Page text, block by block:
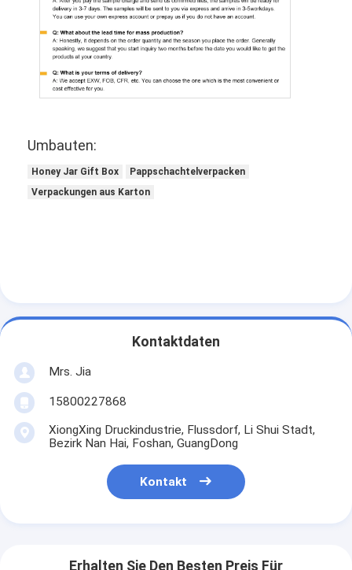
Umbauten:
Honey Jar Gift Box
Pappschachtelverpacken
Verpackungen aus Karton
Kontaktdaten
Mrs. Jia
15800227868
XiongXing Druckindustrie, Flussdorf, Li Shui Stadt,
Bezirk Nan Hai, Foshan, GuangDong
Kontakt
Erhalten Sie Den Besten Preis Für